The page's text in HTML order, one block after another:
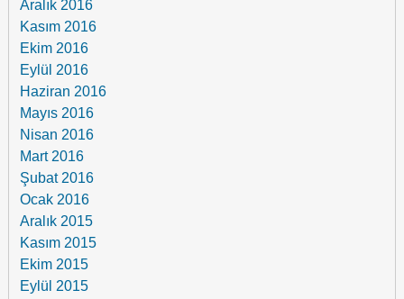
Aralık 2016
Kasım 2016
Ekim 2016
Eylül 2016
Haziran 2016
Mayıs 2016
Nisan 2016
Mart 2016
Şubat 2016
Ocak 2016
Aralık 2015
Kasım 2015
Ekim 2015
Eylül 2015